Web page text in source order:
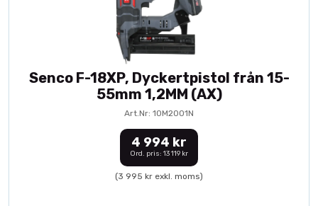
Senco F-18XP, Dyckertpistol från 15-
55mm 1,2MM (AX)
Art.Nr: 10M2001N
4 994 kr
Ord. pris: 13 119 kr
(3 995 kr exkl. moms)